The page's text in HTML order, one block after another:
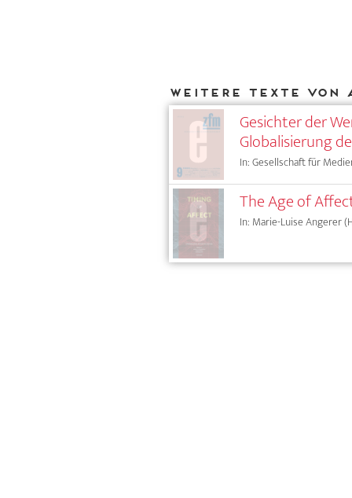
Weitere Texte von
Gesichter der
Globalisierung
In: Gesellschaft für
The Age of
In: Marie-Luise Angerer